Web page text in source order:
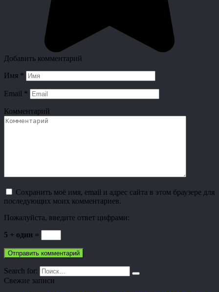
Добавить комментарий
Имя *
Email *
Комментарий
Сохранить моё имя, email и адрес сайта в этом браузере для
последующих моих комментариев.
Пожалуйста, введите ответ цифрами:
5 + один =
Search for:
Свежие записи